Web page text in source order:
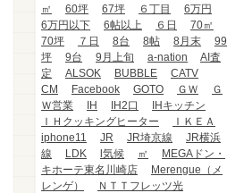
㎡
60坪 67坪 ６丁目
6万円
6万円以下
6帖以上 ６日
70㎡
70坪
７日 8台 8帖 8月末
99
坪
9台 9月上旬 a-nation
AI査
定
ALSOK BUBBLE
CATV
CM
Facebook GOTO ＧＷ
Ｇ
Ｗ営業
IH IH2口
IHキッチン
ＩＨクッキングヒーター
ＩＫＥＡ
iphone11
JR JR埼京線
JR横浜
線
LDK l気候 ㎡
MEGAドン・
キホーテ東名川崎店
Merengue（メ
レンゲ）
ＮＴＴフレッツ光